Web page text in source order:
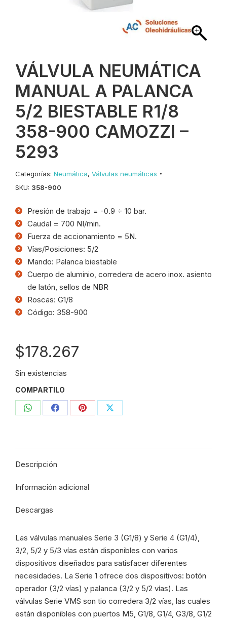
VÁLVULA NEUMÁTICA
MANUAL A PALANCA
5/2 BIESTABLE R1/8
358-900 CAMOZZI –
5293
Categorías: Neumática, Válvulas neumáticas
SKU: 358-900
Presión de trabajo = -0.9 ÷ 10 bar.
Caudal = 700 NI/min.
Fuerza de accionamiento = 5N.
Vías/Posiciones: 5/2
Mando: Palanca biestable
Cuerpo de aluminio, corredera de acero inox. asiento
de latón, sellos de NBR
Roscas: G1/8
Código: 358-900
$178.267
Sin existencias
COMPARTILO
CompartirCompartirCompartirCompartir
Descripción
Información adicional
Descargas
Las válvulas manuales Serie 3 (G1/8) y Serie 4 (G1/4),
3/2, 5/2 y 5/3 vías están disponibles con varios
dispositivos diseñados para satisfacer diferentes
necesidades. La Serie 1 ofrece dos dispositivos: botón
operador (3/2 vías) y palanca (3/2 y 5/2 vías). Las
válvulas Serie VMS son tio corredera 3/2 vías, las cuales
están disponibles con puertos M5, G1/8, G1/4, G3/8, G1/2